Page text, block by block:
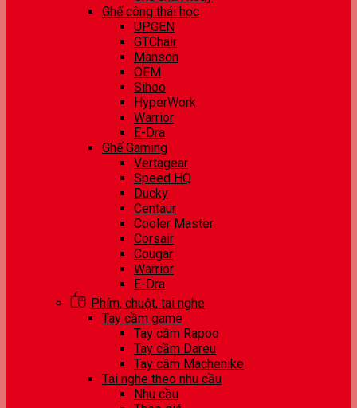
Ghế công thái học
UPGEN
GTChair
Manson
OEM
Sihoo
HyperWork
Warrior
E-Dra
Ghế Gaming
Vertagear
Speed HQ
Ducky
Centaur
Cooler Master
Corsair
Cougar
Warrior
E-Dra
Phím, chuột, tai nghe
Tay cầm game
Tay cầm Rapoo
Tay cầm Dareu
Tay cầm Machenike
Tai nghe theo nhu cầu
Nhu cầu